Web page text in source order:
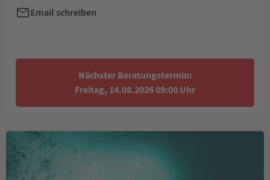
Email schreiben
Nächster Beratungstermin:
Freitag, 14.08.2026 09:00 Uhr